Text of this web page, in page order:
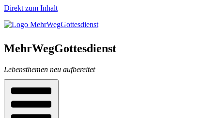
Direkt zum Inhalt
MehrWegGottesdienst
Lebensthemen neu aufbereitet